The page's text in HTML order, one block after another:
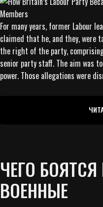
For many years, former Labour
claimed that he, and they, were
the right of the party,
senior party staff. The aim was
power. Those allegations were
ЧЕГО
ВОЕННЫЕ